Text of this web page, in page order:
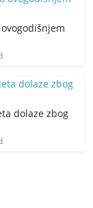
dolaze zbog